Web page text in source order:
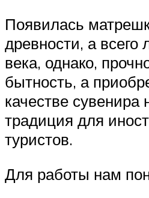
Появилась
древности, а
века, однако,
бытность, а
качестве сувенира
традиция для
туристов.
Для работы нам